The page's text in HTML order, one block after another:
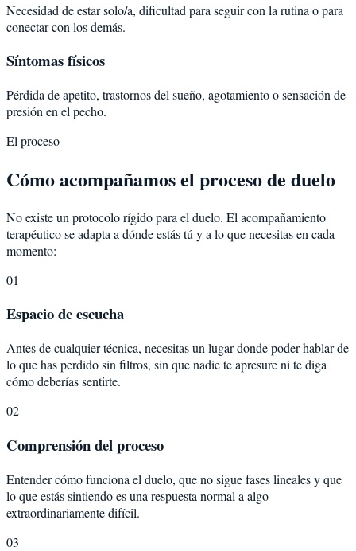
Necesidad de estar solo/a, dificultad para seguir con la rutina o para
conectar con los demás.
Síntomas físicos
Pérdida de apetito, trastornos del sueño, agotamiento o sensación de
presión en el pecho.
El proceso
Cómo acompañamos el proceso de duelo
No existe un protocolo rígido para el duelo. El acompañamiento
terapéutico se adapta a dónde estás tú y a lo que necesitas en cada
momento:
01
Espacio de escucha
Antes de cualquier técnica, necesitas un lugar donde poder hablar de
lo que has perdido sin filtros, sin que nadie te apresure ni te diga
cómo deberías sentirte.
02
Comprensión del proceso
Entender cómo funciona el duelo, que no sigue fases lineales y que
lo que estás sintiendo es una respuesta normal a algo
extraordinariamente difícil.
03